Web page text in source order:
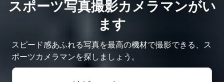
スポーツ写真撮影カメラマンがい
ます
スピード感あふれる写真を最高の機材で撮影できる、ス
ポーツカメラマンを探しましょう。